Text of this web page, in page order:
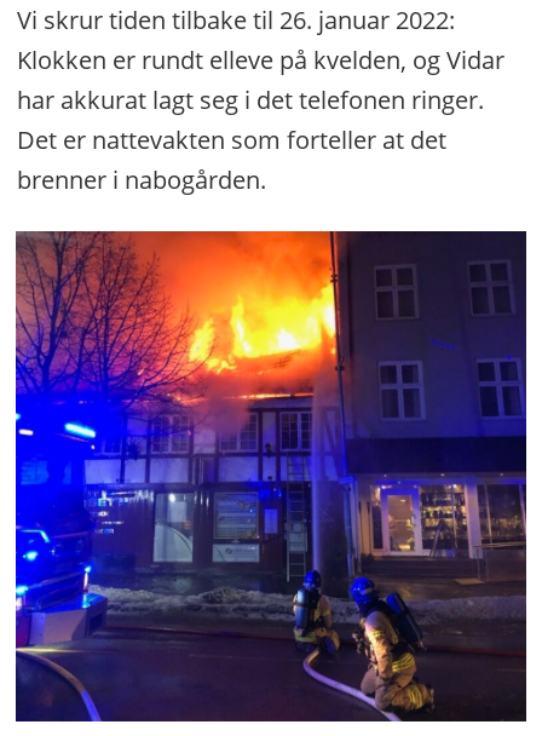
Vi skrur tiden tilbake til 26. januar 2022:
Klokken er rundt elleve på kvelden, og Vidar
har akkurat lagt seg i det telefonen ringer.
Det er nattevakten som forteller at det
brenner i nabogården.